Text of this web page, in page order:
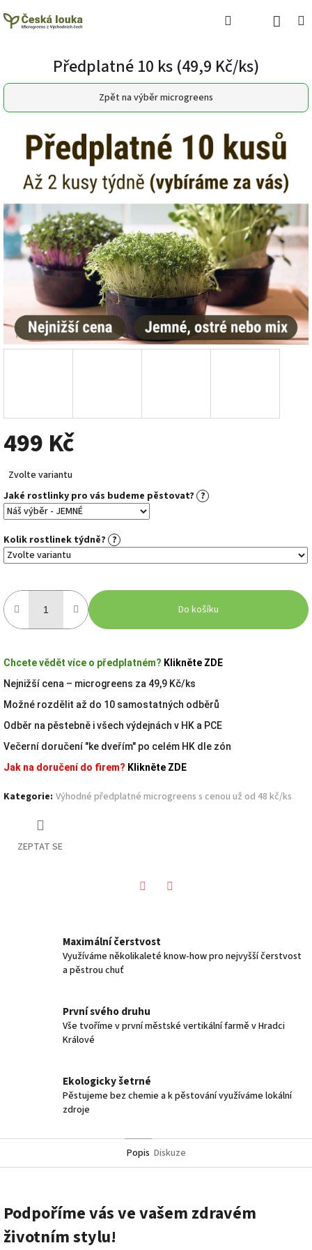
na
Přihlášení
Předplatné 10 ks (49,9 Kč/ks)
Zpět na výběr microgreens
499 Kč
cena:
Zvolte variantu
Jaké rostlinky pro vás budeme pěstovat? ?
Kolik rostlinek týdně? ?
Do košíku
Chcete vědět více o předplatném? Klikněte ZDE
Nejnižší cena – microgreens za 49,9 Kč/ks
Možné rozdělit až do 10 samostatných odběrů
Odběr na pěstebně i všech výdejnách v HK a PCE
Večerní doručení "ke dveřím" po celém HK dle zón
Jak na doručení do firem? Klikněte ZDE
Kategorie: Výhodné předplatné microgreens s cenou už od 48 kč/ks
ZEPTAT SE
Maximální čerstvost
Využíváme několikaleté know-how pro nejvyšší čerstvost
a pěstrou chuť
První svého druhu
Vše tvoříme v první městské vertikální farmě v Hradci
Králové
Ekologicky šetrné
Pěstujeme bez chemie a k pěstování využíváme lokální
zdroje
Popis Diskuze
Podpoříme vás ve vašem zdravém
životním stylu!